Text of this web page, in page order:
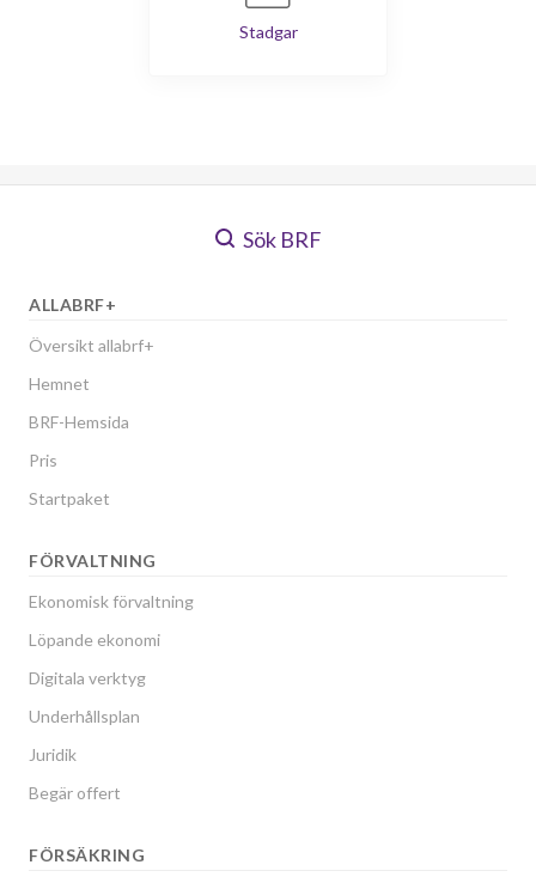
Stadgar
Sök BRF
ALLABRF+
Översikt allabrf+
Hemnet
BRF-Hemsida
Pris
Startpaket
FÖRVALTNING
Ekonomisk förvaltning
Löpande ekonomi
Digitala verktyg
Underhållsplan
Juridik
Begär offert
FÖRSÄKRING